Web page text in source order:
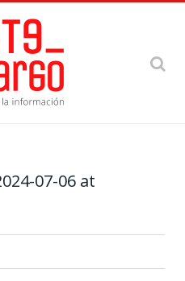
07-06 at